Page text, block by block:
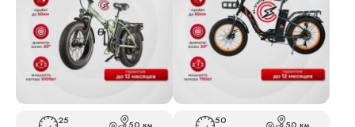
25 50